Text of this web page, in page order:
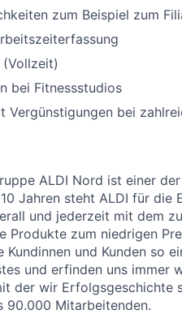
zum Beispiel zum
bei Fitnessstudios
Vergünstigungen bei
ALDI Nord ist einer
Jahren steht ALDI für
und jederzeit mit dem
Produkte zum niedrigen
Kundinnen und Kunden so
und erfinden uns immer
der wir Erfolgsgeschichte
90.000 Mitarbeitenden.